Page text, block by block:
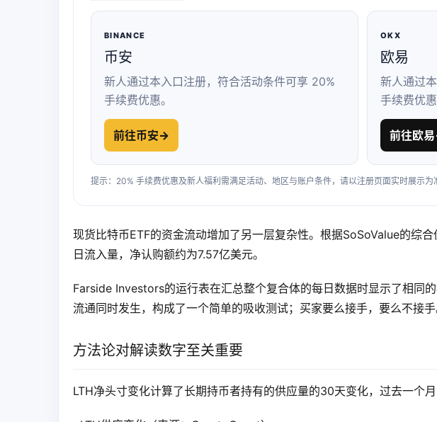
BINANCE
币安
新人通过本入口注册，符合活动条件可享 20%
手续费优惠。
前往币安→
OKX
欧易
新人通过
手续费优惠
前往欧易
提示：20% 手续费优惠及新人福利需满足活动、地区与账户条件，请以注册页面实时展示为
现货比特币ETF的资金流动增加了另一层复杂性。根据SoSoValue的综
日流入量，净认购额约为7.57亿美元。
Farside Investors的运行表在汇总整个复合体的每日数据时显示了相同
流通同时发生，构成了一个简单的吸收测试；买家要么接手，要么不接手
方法论对解读数字至关重要
LTH净头寸变化计算了长期持币者持有的供应量的30天变化，过去一个